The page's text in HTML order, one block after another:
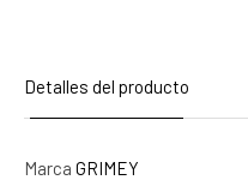
Detalles del producto
Marca GRIMEY